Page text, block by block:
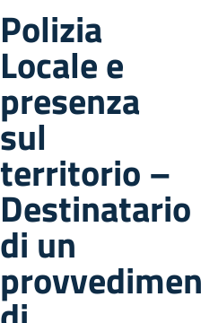
Polizia
Locale e
presenza
sul
territorio –
Destinatario
di un